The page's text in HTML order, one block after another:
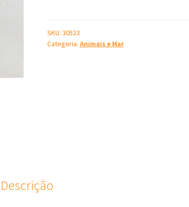
Mini
quantidade
SKU: 30523
Categoria: Animais e Mar
Descrição